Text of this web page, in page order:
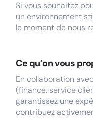
Si vous souhaitez
un environnement
le moment de nous
Ce qu’on vous
En collaboration
(finance, service
garantissez une
contribuez